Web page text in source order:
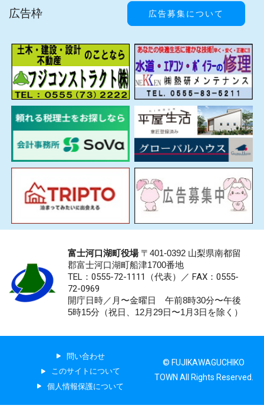
広告枠 広告募集について
富士河口湖町役場〒401-0392 山梨県南都留
郡富士河口湖町船津1700番地
TEL：0555-72-1111 （代表）／ FAX：0555-
72-0969
開庁日時／月〜金曜日 午前8時30分〜午後
5時15分（祝日、12月29日〜1月3日を除く）
問い合わせ
このサイトについて
個人情報保護について
© FUJIKAWAGUCHIKO
TOWN All Rights Reserved.